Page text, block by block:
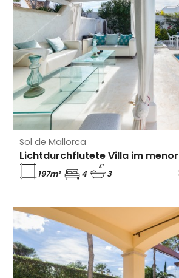
Sol de Mallorca
197m² 4 3